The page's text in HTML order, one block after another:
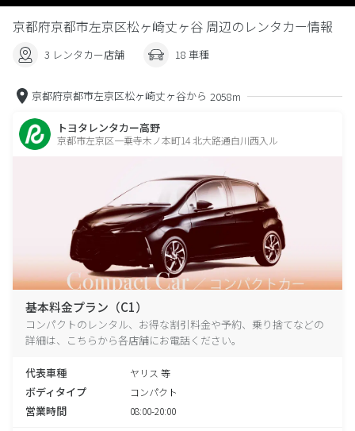
京都府京都市左京区松ヶ崎丈ヶ谷 周辺のレンタカー情報
3 レンタカー店舗 18 車種
京都府京都市左京区松ヶ崎丈ヶ谷から 2058m
トヨタレンタカー高野
京都市左京区一乗寺木ノ本町14 北大路通白川西入ル
基本料金プラン（C1）
コンパクトのレンタル、お得な割引料金や予約、乗り捨てなどの
詳細は、こちらから各店舗にお電話ください。
代表車種 ヤリス 等
ボディタイプ コンパクト
営業時間 08:00-20:00